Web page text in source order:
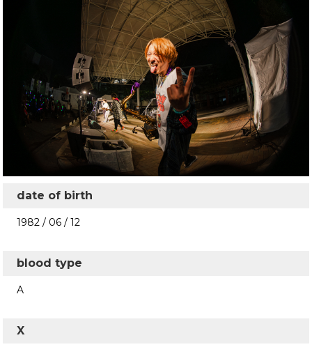
date of birth
1982 / 06 / 12
blood type
A
X